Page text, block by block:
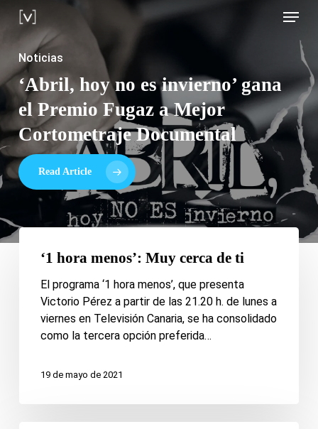
Skip
main
content
Menu
Noticias
‘Abril, hoy no es invierno’ gana
el Premio Fugaz a Mejor
Cortometraje Documental
Read Article
Noticias
‘UHM’, 6 años contándole
historias a los canarios
Realidad virtual
Nos adentramos en las entrañas
del Teide
cerca
‘1 hora menos’: Muy cerca de ti
El programa ‘1 hora menos’, que presenta
Victorio Pérez a partir de las 21.20 h. de lunes a
viernes en Televisión Canaria, se ha consolidado
como la tercera opción preferida…
19 de mayo de 2021